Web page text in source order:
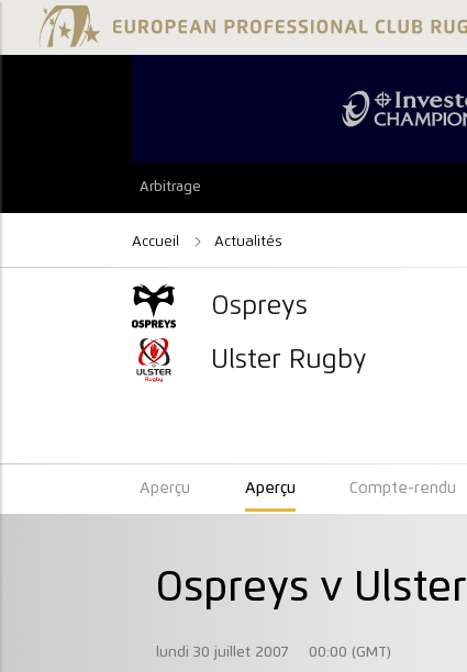
Arbitrage
Accueil Actualités
Ospreys
Ulster Rugby
Aperçu Aperçu Compte-rendu
Ospreys v Ulster
lundi 30 juillet 2007 00:00 (GMT)